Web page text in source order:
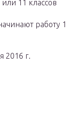
11 классов
работу 1
2016 г.